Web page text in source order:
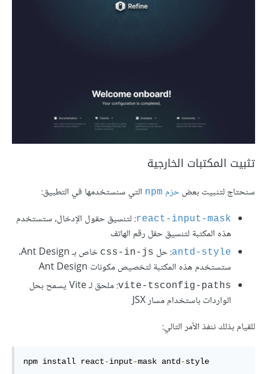
تثبيت المكتبات الخارجية
سنحتاج لتثبيت بعضحزم npm التي سنستخدمها في التطبيق:
: لتنسيق حقول الإدخال، ستستخدم
هذه المكتبة لتنسيق حقل رقم الهاتف
antd-style: حل css-in-js
خاص بـ Ant Design.
ستستخدم هذه المكتبة لتخصيص مكونات Ant Design
vite-tsconfig-paths
: ملحق لـ Vite يسمح بحل
الواردات باستخدام مسار JSX
للقيام بذلك ننفذ الأمر التالي:
npm install react-input-mask antd-style